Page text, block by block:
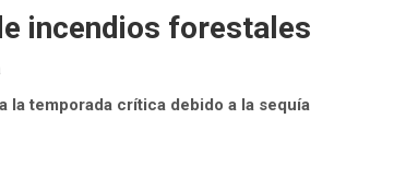
incendios forestales
la temporada crítica debido a la sequía